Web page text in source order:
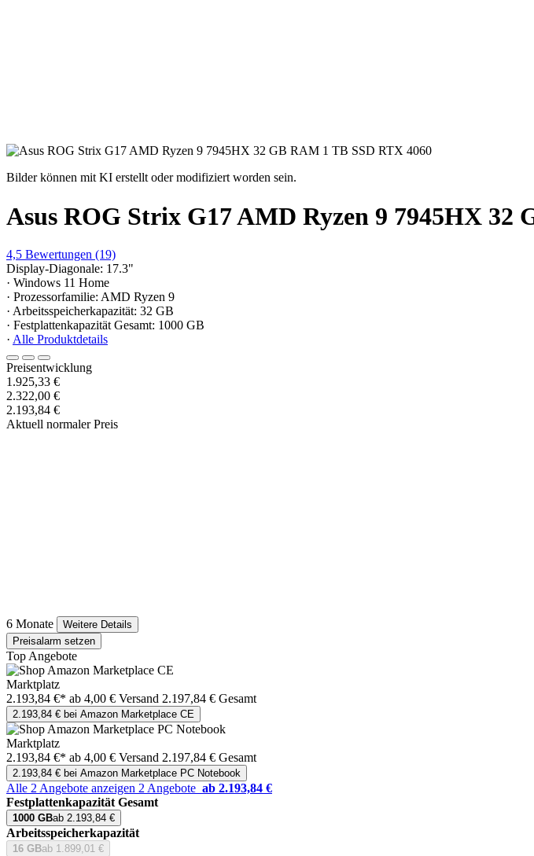
Bilder können mit KI erstellt oder modifiziert worden sein.
Asus ROG Strix G17 AMD Ryzen 9 7945HX 32
4,5 Bewertungen (19)
Display-Diagonale: 17.3"
· Windows 11 Home
· Prozessorfamilie: AMD Ryzen 9
· Arbeitsspeicherkapazität: 32 GB
· Festplattenkapazität Gesamt: 1000 GB
· Alle Produktdetails
Preisentwicklung
1.925,33 €
2.322,00 €
2.193,84 €
Aktuell normaler Preis
6 Monate
Weitere Details
Preisalarm setzen
Top Angebote
Marktplatz
2.193,84 €* ab 4,00 € Versand 2.197,84 € Gesamt
2.193,84 € bei Amazon Marketplace CE
Marktplatz
2.193,84 €* ab 4,00 € Versand 2.197,84 € Gesamt
2.193,84 € bei Amazon Marketplace PC Notebook
Alle 2 Angebote anzeigen 2 Angebote ab 2.193,84 €
Festplattenkapazität Gesamt
1000 GBab 2.193,84 €
Arbeitsspeicherkapazität
16 GBab 1.899,01 €